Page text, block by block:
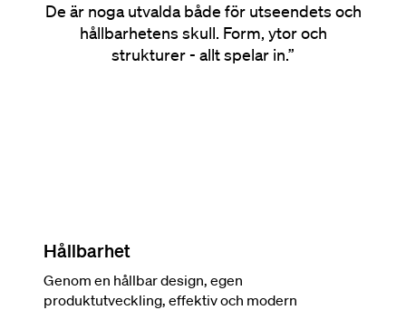
De är noga utvalda både för utseendets och
hållbarhetens skull. Form, ytor och
strukturer - allt spelar in.”
Hållbarhet
Genom en hållbar design, egen
produktutveckling, effektiv och modern